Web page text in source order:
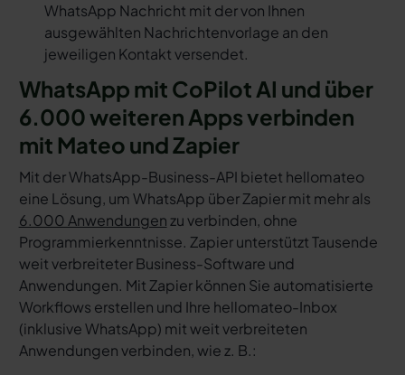
WhatsApp Nachricht mit der von Ihnen
ausgewählten Nachrichtenvorlage an den
jeweiligen Kontakt versendet.
WhatsApp mit CoPilot AI und über
6.000 weiteren Apps verbinden
mit Mateo und Zapier
Mit der WhatsApp-Business-API bietet hellomateo
eine Lösung, um WhatsApp über Zapier mit mehr als
6.000 Anwendungenzu verbinden, ohne
Programmierkenntnisse. Zapier unterstützt Tausende
weit verbreiteter Business-Software und
Anwendungen. Mit Zapier können Sie automatisierte
Workflows erstellen und Ihre hellomateo-Inbox
(inklusive WhatsApp) mit weit verbreiteten
Anwendungen verbinden, wie z. B.: